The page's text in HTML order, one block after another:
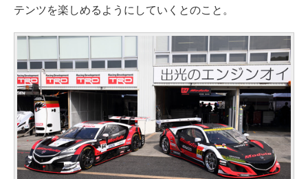
テンツを楽しめるようにしていくとのこと。